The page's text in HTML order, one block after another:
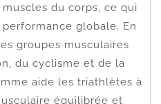
du corps, ce qui
globale. En
groupes musculaires
du cyclisme et de la
aide les triathlètes à
équilibrée et